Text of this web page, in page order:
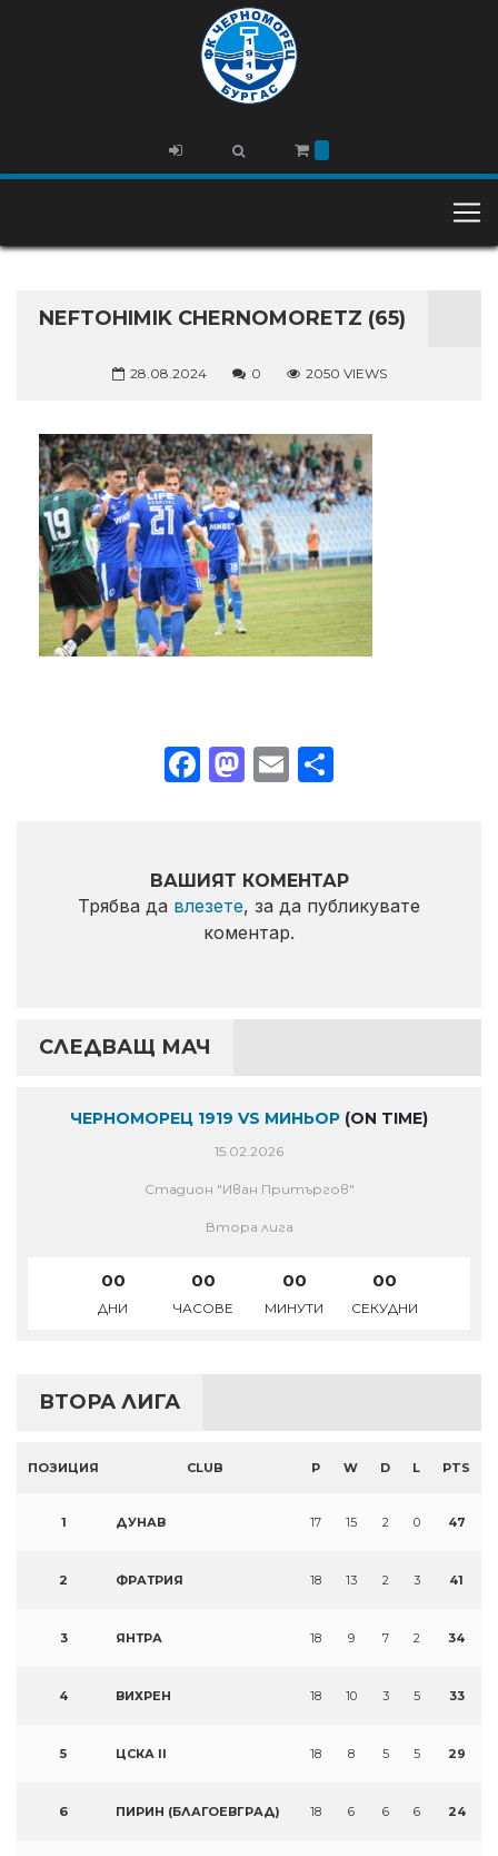
NEFTOHIMIK CHERNOMORETZ (65)
28.08.2024 0 2050 VIEWS
Facebook
Mastodon
Email
ВАШИЯТ КОМЕНТАР
Трябва да влезете, за да публикувате
коментар.
СЛЕДВАЩ МАЧ
ЧЕРНОМОРЕЦ 1919 VS МИНЬОР (ON TIME)
15.02.2026
Стадион "Иван Притъргов"
Втора лига
00
ДНИ
00
ЧАСОВЕ
00
МИНУТИ
00
СЕКУДНИ
ВТОРА ЛИГА
ПОЗИЦИЯ CLUB P W D L PTS
1 ДУНАВ 17 15 2 0 47
2 ФРАТРИЯ 18 13 2 3 41
3 ЯНТРА 18 9 7 2 34
4 ВИХРЕН 18 10 3 5 33
5 ЦСКА II 18 8 5 5 29
6 ПИРИН (БЛАГОЕВГРАД) 18 6 6 6 24